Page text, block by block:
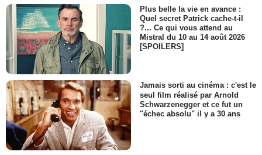
Plus belle la vie en avance :
Quel secret Patrick cache-t-il
?... Ce qui vous attend au
Mistral du 10 au 14 août 2026
[SPOILERS]
Jamais sorti au cinéma : c'est le
seul film réalisé par Arnold
Schwarzenegger et ce fut un
"échec absolu" il y a 30 ans